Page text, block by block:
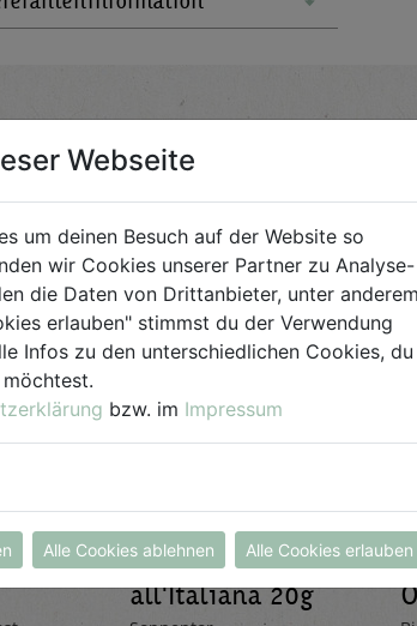
Produkte
für Jedermann
Kräuter
all'Italiana 20g
Webseite
um deinen Besuch auf der Website so
wir Cookies unserer Partner zu Analyse-
die Daten von Drittanbieter, unter anderem
erlauben" stimmst du der Verwendung
Infos zu den unterschiedlichen Cookies, du
bzw. im Impressum
Alle Cookies ablehnen Alle Cookies erlauben